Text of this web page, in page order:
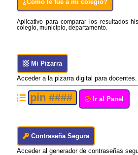
¿Cómo le fue a mi colegio?
Aplicativo para comparar los resultados
colegio, municipio, departamento.
Mi Pizarra
Acceder a la pizarra digital para docentes.
Ir al Panel
Contraseña Segura
Acceder al generador de contraseñas